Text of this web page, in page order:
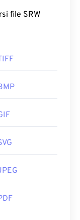
SRW